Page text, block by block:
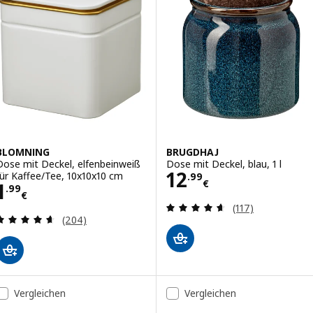
mit Deckel, elfenbeinweiß
Kaffee/Tee, 10x10x10 cm
.99
€ 1.99€
Bewertungen: 4.6 von 5 Sternen. Bewertungen
(204)
BRUGDHAJ
Dose mit Deckel, blau, 1 l
12.99
€
Preis 12.99€
Bewertungen:
(117)
Vergleichen Vergleichen